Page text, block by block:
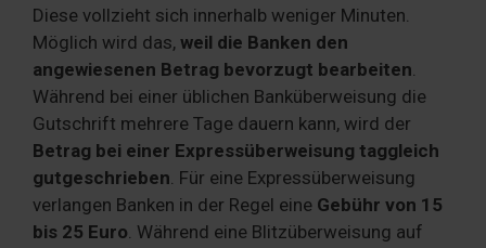
Diese vollzieht sich innerhalb weniger Minuten.
Möglich wird das, weil die Banken den
angewiesenen Betrag bevorzugt bearbeiten
Während bei einer üblichen Banküberweisung die
Gutschrift mehrere Tage dauern kann, wird der
Betrag bei einer Expressüberweisung taggleich
gutgeschrieben . Für eine Expressüberweisung
verlangen Banken in der Regel eine Gebühr von 15
bis 25 Euro . Während eine Blitzüberweisung auf